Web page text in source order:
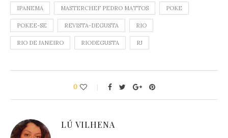
IPANEMA MASTERCHEF PEDRO MATTOS POKE
POKEE-SE REVISTA-DEGUSTA RIO
RIO DE JANEIRO RIODEGUSTA RJ
0
LÚ VILHENA